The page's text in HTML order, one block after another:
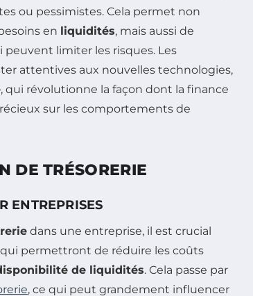
ou pessimistes. Cela permet non
en liquidités, mais aussi de
peuvent limiter les risques. Les
attentives aux nouvelles technologies,
, qui révolutionne la façon dont la finance
sur les comportements de
DE TRÉSORERIE
ENTREPRISES
dans une entreprise, il est crucial
permettront de réduire les coûts
de liquidités. Cela passe par
, ce qui peut grandement influencer